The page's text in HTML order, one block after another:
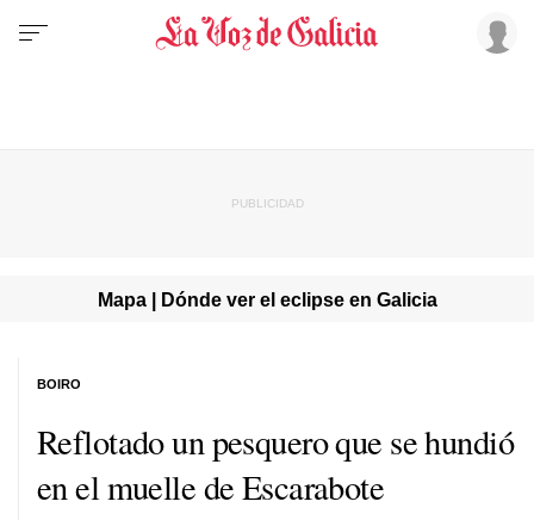
Mapa | Dónde ver el eclipse en Galicia
Reflotado un pesquero que se hundió
en el muelle de Escarabote
BOIRO